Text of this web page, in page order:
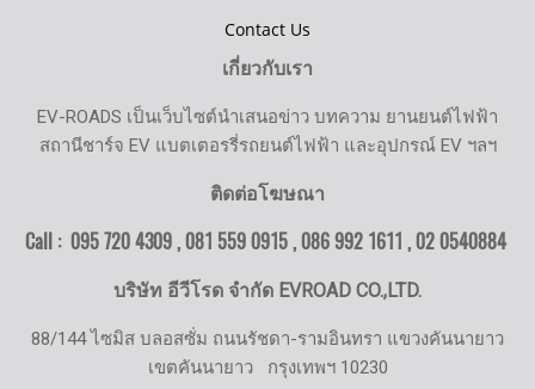
Contact Us
เกี่ยวกับเรา
EV-ROADS เป็นเว็บไซต์นำเสนอข่าว บทความ ยานยนต์ไฟฟ้า
สถานีชาร์จ EV แบตเตอรรี่รถยนต์ไฟฟ้า และอุปกรณ์ EV ฯลฯ
ติดต่อโฆษณา
Call : 095 720 4309 , 081 559 0915 , 086 992 1611 ,02 0540884
บริษัท อีวีโรด จำกัด EVROAD CO.,LTD.
88/144 ไซมิส บลอสซั่ม ถนนรัชดา-รามอินทรา แขวงคันนายาว
เขตคันนายาว กรุงเทพฯ 10230